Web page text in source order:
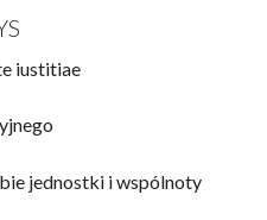
iustitiae
jednostki i wspólnoty